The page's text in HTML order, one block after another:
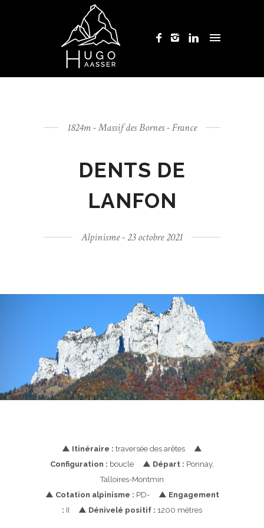
1824m - Massif des Bornes - France
DENTS DE
LANFON
Alpinisme - 23 octobre 2021
▲ Itinéraire : traversée des arêtes ▲
Configuration : boucle ▲ Départ : Ponnay,
Talloires-Montmin
▲ Cotation alpinisme : PD- ▲ Engagement
: II ▲ Dénivelé positif : 1200 mètres